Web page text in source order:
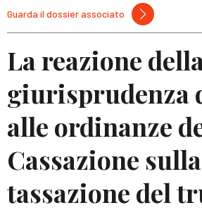
Guarda il dossier associato
La reazione
giurisprudenza
alle ordinanze
Cassazione sulla
tassazione del